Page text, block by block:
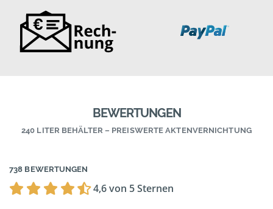
BEWERTUNGEN
240 LITER BEHÄLTER – PREISWERTE AKTENVERNICHTUNG
738 BEWERTUNGEN
4,6 von 5 Sternen